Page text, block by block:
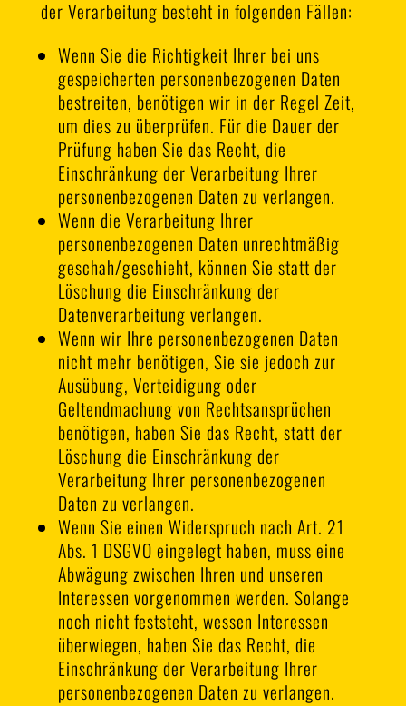
der Verarbeitung besteht in folgenden Fällen:
Wenn Sie die Richtigkeit Ihrer bei uns
gespeicherten personenbezogenen Daten
bestreiten, benötigen wir in der Regel Zeit,
um dies zu überprüfen. Für die Dauer der
Prüfung haben Sie das Recht, die
Einschränkung der Verarbeitung Ihrer
personenbezogenen Daten zu verlangen.
Wenn die Verarbeitung Ihrer
personenbezogenen Daten unrechtmäßig
geschah/geschieht, können Sie statt der
Löschung die Einschränkung der
Datenverarbeitung verlangen.
Wenn wir Ihre personenbezogenen Daten
nicht mehr benötigen, Sie sie jedoch zur
Ausübung, Verteidigung oder
Geltendmachung von Rechtsansprüchen
benötigen, haben Sie das Recht, statt der
Löschung die Einschränkung der
Verarbeitung Ihrer personenbezogenen
Daten zu verlangen.
Wenn Sie einen Widerspruch nach Art. 21
Abs. 1 DSGVO eingelegt haben, muss eine
Abwägung zwischen Ihren und unseren
Interessen vorgenommen werden. Solange
noch nicht feststeht, wessen Interessen
überwiegen, haben Sie das Recht, die
Einschränkung der Verarbeitung Ihrer
personenbezogenen Daten zu verlangen.